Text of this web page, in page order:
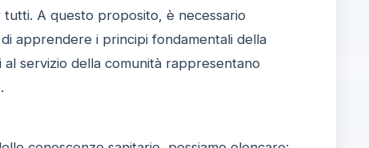
A questo proposito, è necessario
apprendere i principi fondamentali della
servizio della comunità rappresentano